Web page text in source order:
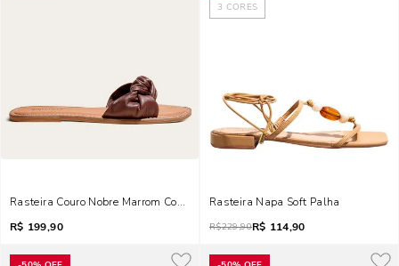
Rasteira Couro Nobre Marrom Cocoa Tira Nó
R$ 199,90
3 CORES
Rasteira Napa Soft Palha
R$229,90R$ 114,90